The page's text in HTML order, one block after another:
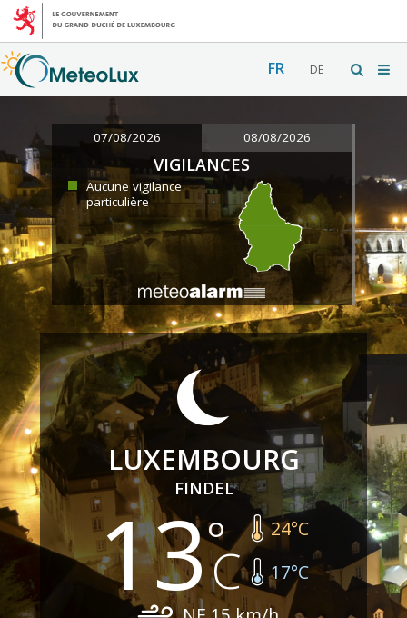
FR DE
07/08/2026 08/08/2026
VIGILANCES
Aucune vigilance
particulière
LUXEMBOURG
FINDEL
13 24°C
17°C